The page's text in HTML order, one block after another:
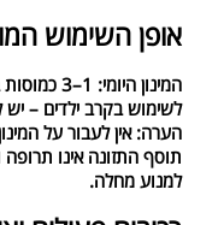
אופן השימוש
המינון היומי: 1–3 כמוסות ביום, בהתאם לצורך ולגיל.
לשימוש בקרב ילדים – יש
הערה: אין לעבור על
תוסף התזונה אינו תרופה
למנוע מחלה.